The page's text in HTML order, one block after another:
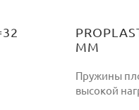
ММ
Пружины
высокой